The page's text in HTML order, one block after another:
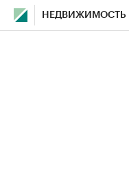
НЕДВИЖИМОСТЬ